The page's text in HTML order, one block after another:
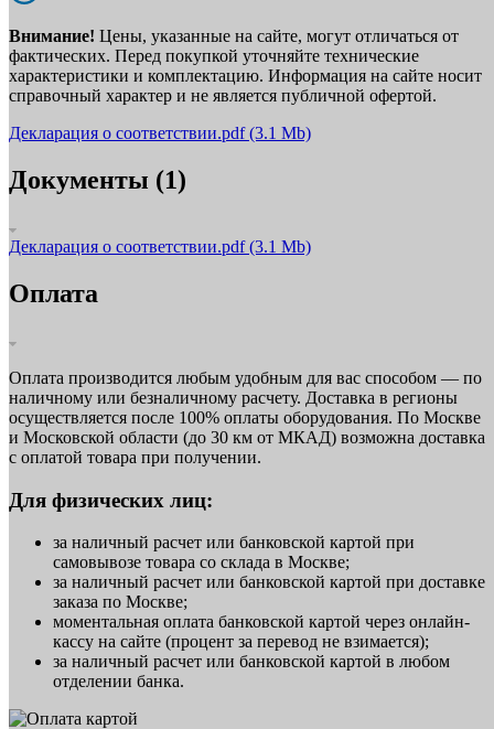
Внимание! Цены, указанные на сайте, могут отличаться от
фактических. Перед покупкой уточняйте технические
характеристики и комплектацию. Информация на сайте носит
справочный характер и не является публичной офертой.
Декларация о соответствии.pdf(3.1 Mb)
Документы (1)
Декларация о соответствии.pdf(3.1 Mb)
Оплата
Оплата производится любым удобным для вас способом — по
наличному или безналичному расчету. Доставка в регионы
осуществляется после 100% оплаты оборудования. По Москве
и Московской области (до 30 км от МКАД) возможна доставка
с оплатой товара при получении.
Для физических лиц:
за наличный расчет или банковской картой при
самовывозе товара со склада в Москве;
за наличный расчет или банковской картой при доставке
заказа по Москве;
моментальная оплата банковской картой через онлайн-
кассу на сайте (процент за перевод не взимается);
за наличный расчет или банковской картой в любом
отделении банка.